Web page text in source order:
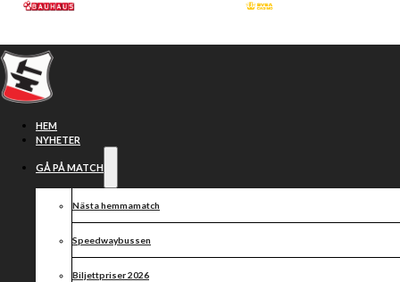
Hoppa till huvudinnehåll
HEM
NYHETER
GÅ PÅ MATCH
Nästa hemmamatch
Speedwaybussen
Biljettpriser 2026